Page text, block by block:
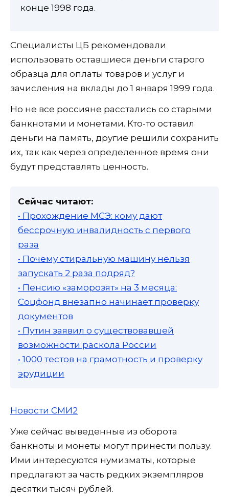
конце 1998 года.
Специалисты ЦБ рекомендовали
использовать оставшиеся деньги старого
образца для оплаты товаров и услуг и
зачисления на вклады до 1 января 1999 года.
Но не все россияне расстались со старыми
банкнотами и монетами. Кто-то оставил
деньги на память, другие решили сохранить
их, так как через определенное время они
будут представлять ценность.
Сейчас читают:
• Прохождение МСЭ: кому дают
бессрочную инвалидность с первого
раза
• Почему стиральную машину нельзя
запускать 2 раза подряд?
• Пенсию «заморозят» на 3 месяца:
Соцфонд внезапно начинает проверку
документов
• Путин заявил о существовавшей
возможности раскола России
• 1000 тестов на грамотность и проверку
эрудиции
Новости СМИ2
Уже сейчас выведенные из оборота
банкноты и монеты могут принести пользу.
Ими интересуются нумизматы, которые
предлагают за часть редких экземпляров
десятки тысяч рублей.